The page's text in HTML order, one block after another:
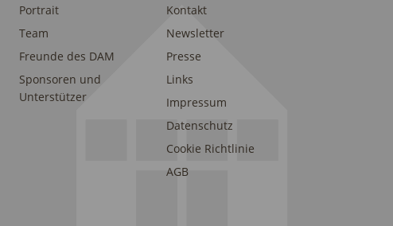
Portrait
Team
Freunde des DAM
Sponsoren und
Unterstützer
Kontakt
Newsletter
Presse
Links
Impressum
Datenschutz
Cookie Richtlinie
AGB